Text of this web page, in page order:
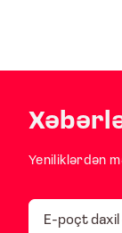
Yeniliklərdən